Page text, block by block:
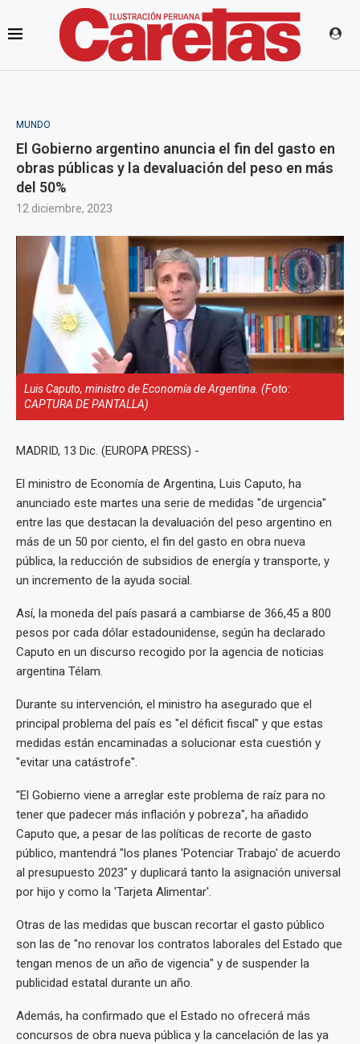
MUNDO
El Gobierno argentino anuncia el fin del gasto en
obras públicas y la devaluación del peso en más
del 50%
12 diciembre, 2023
Luis Caputo, ministro de Economía de Argentina. (Foto:
CAPTURA DE PANTALLA)
MADRID, 13 Dic. (EUROPA PRESS) -
El ministro de Economía de Argentina, Luis Caputo, ha
anunciado este martes una serie de medidas "de urgencia"
entre las que destacan la devaluación del peso argentino en
más de un 50 por ciento, el fin del gasto en obra nueva
pública, la reducción de subsidios de energía y transporte, y
un incremento de la ayuda social.
Así, la moneda del país pasará a cambiarse de 366,45 a 800
pesos por cada dólar estadounidense, según ha declarado
Caputo en un discurso recogido por la agencia de noticias
argentina Télam.
Durante su intervención, el ministro ha asegurado que el
principal problema del país es "el déficit fiscal" y que estas
medidas están encaminadas a solucionar esta cuestión y
"evitar una catástrofe".
"El Gobierno viene a arreglar este problema de raíz para no
tener que padecer más inflación y pobreza", ha añadido
Caputo que, a pesar de las políticas de recorte de gasto
público, mantendrá "los planes 'Potenciar Trabajo' de acuerdo
al presupuesto 2023" y duplicará tanto la asignación universal
por hijo y como la 'Tarjeta Alimentar'.
Otras de las medidas que buscan recortar el gasto público
son las de "no renovar los contratos laborales del Estado que
tengan menos de un año de vigencia" y de suspender la
publicidad estatal durante un año.
Además, ha confirmado que el Estado no ofrecerá más
concursos de obra nueva pública y la cancelación de las ya